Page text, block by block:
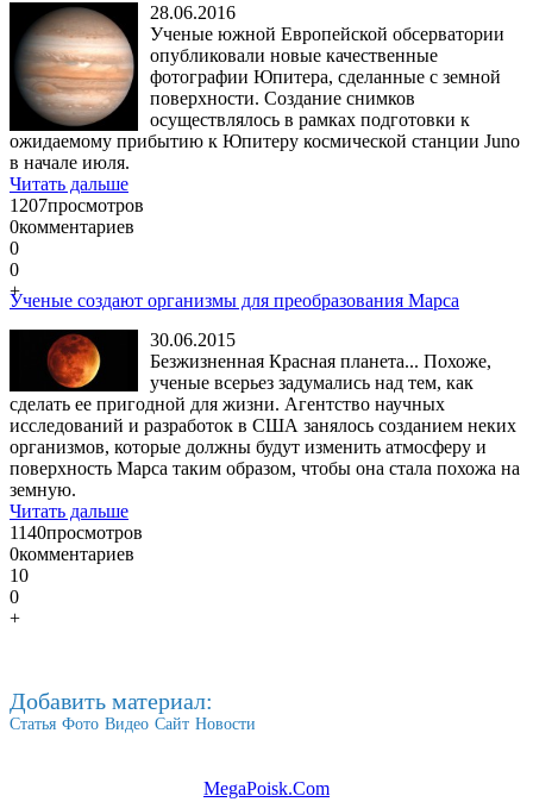
28.06.2016
Ученые южной Европейской обсерватории
опубликовали новые качественные
фотографии Юпитера, сделанные с земной
поверхности. Создание снимков
осуществлялось в рамках подготовки к
ожидаемому прибытию к Юпитеру космической станции Juno
в начале июля.
Читать дальше
1207просмотров
0комментариев
0
0
+
Ученые создают организмы для преобразования Марса
30.06.2015
Безжизненная Красная планета... Похоже,
ученые всерьез задумались над тем, как
сделать ее пригодной для жизни. Агентство научных
исследований и разработок в США занялось созданием неких
организмов, которые должны будут изменить атмосферу и
поверхность Марса таким образом, чтобы она стала похожа на
земную.
Читать дальше
1140просмотров
0комментариев
10
0
+
Добавить материал:
Статья Фото Видео Сайт Новости
MegaPoisk.Com